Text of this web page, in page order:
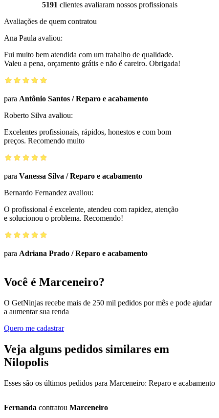
5191clientes avaliaram nossos profissionais
Avaliações de quem contratou
Ana Paula avaliou:
Fui muito bem atendida com um trabalho de qualidade.
Valeu a pena, orçamento grátis e não é careiro. Obrigada!
para Antônio Santos /Reparo e acabamento
Roberto Silva avaliou:
Excelentes profissionais, rápidos, honestos e com bom
preços. Recomendo muito
para Vanessa Silva /Reparo e acabamento
Bernardo Fernandez avaliou:
O profissional é excelente, atendeu com rapidez, atenção
e solucionou o problema. Recomendo!
para Adriana Prado /Reparo e acabamento
Você é Marceneiro?
O GetNinjas recebe mais de 250 mil pedidos por mês e pode ajudar
a aumentar sua renda
Quero me cadastrar
Veja alguns pedidos similares em
Nilopolis
Esses são os últimos pedidos para Marceneiro: Reparo e acabamento
Fernanda contratou Marceneiro